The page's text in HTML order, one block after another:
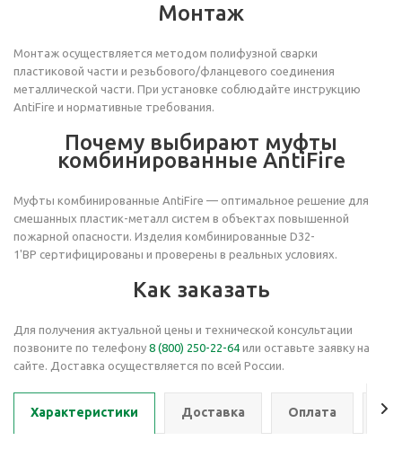
Монтаж
Монтаж осуществляется методом полифузной сварки
пластиковой части и резьбового/фланцевого соединения
металлической части. При установке соблюдайте инструкцию
AntiFire и нормативные требования.
Почему выбирают муфты
комбинированные AntiFire
Муфты комбинированные AntiFire — оптимальное решение для
смешанных пластик-металл систем в объектах повышенной
пожарной опасности. Изделия комбинированные D32-
1'ВР сертифицированы и проверены в реальных условиях.
Как заказать
Для получения актуальной цены и технической консультации
позвоните по телефону 8 (800) 250-22-64 или оставьте заявку на
сайте. Доставка осуществляется по всей России.
Характеристики Доставка Оплата